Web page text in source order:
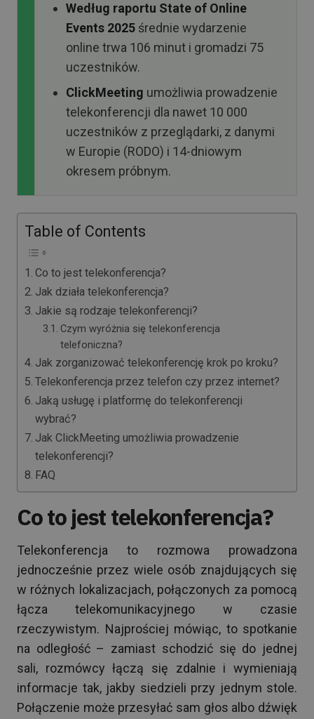
Według raportu State of Online
Events 2025 średnie wydarzenie
online trwa 106 minut i gromadzi 75
uczestników.
ClickMeeting umożliwia prowadzenie
telekonferencji dla nawet 10 000
uczestników z przeglądarki, z danymi
w Europie (RODO) i 14-dniowym
okresem próbnym.
Table of Contents
Co to jest telekonferencja?
Jak działa telekonferencja?
Jakie są rodzaje telekonferencji?
Czym wyróżnia się telekonferencja
telefoniczna?
Jak zorganizować telekonferencję krok po kroku?
Telekonferencja przez telefon czy przez internet?
Jaką usługę i platformę do telekonferencji
wybrać?
Jak ClickMeeting umożliwia prowadzenie
telekonferencji?
FAQ
Co to jest telekonferencja?
Telekonferencja to rozmowa prowadzona
jednocześnie przez wiele osób znajdujących się
w różnych lokalizacjach, połączonych za pomocą
łącza telekomunikacyjnego w czasie
rzeczywistym. Najprościej mówiąc, to spotkanie
na odległość – zamiast schodzić się do jednej
sali, rozmówcy łączą się zdalnie i wymieniają
informacje tak, jakby siedzieli przy jednym stole.
Połączenie może przesyłać sam głos albo dźwięk